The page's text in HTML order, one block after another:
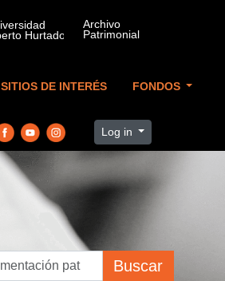
SITIOS DE INTERÉS FONDOS
Log in
Buscar